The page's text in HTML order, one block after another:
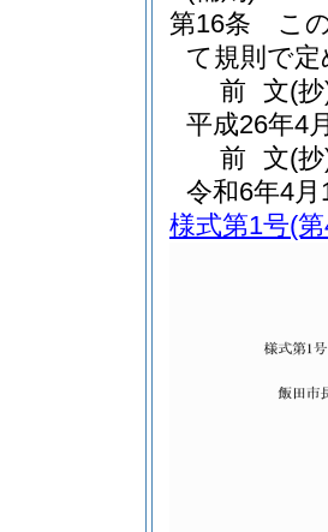
第16条
こ
て規則で
前文(
平成26年4
前文(
令和6年4
様式第1号(